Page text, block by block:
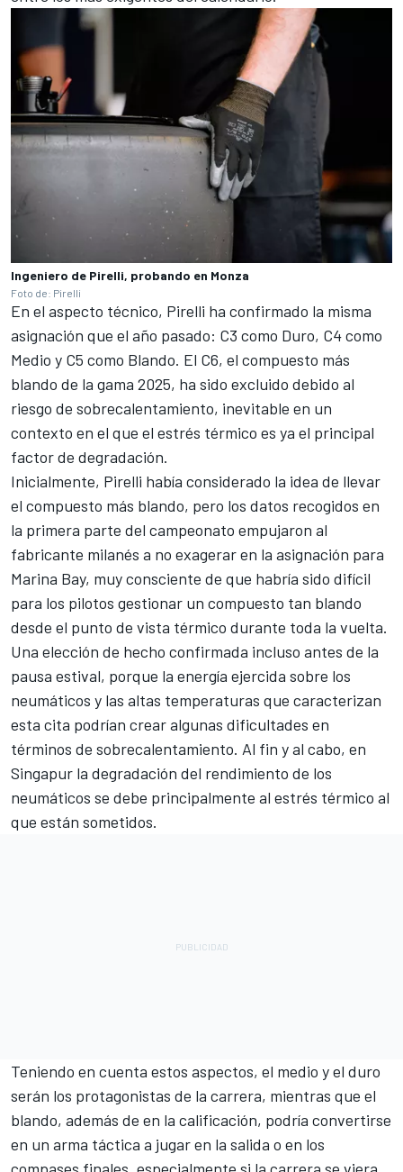
Ingeniero de Pirelli, probando en Monza
Foto de: Pirelli
En el aspecto técnico, Pirelli ha confirmado la misma
asignación que el año pasado: C3 como Duro, C4 como
Medio y C5 como Blando. El C6, el compuesto más
blando de la gama 2025, ha sido excluido debido al
riesgo de sobrecalentamiento, inevitable en un
contexto en el que el estrés térmico es ya el principal
factor de degradación.
Inicialmente, Pirelli había considerado la idea de llevar
el compuesto más blando, pero los datos recogidos en
la primera parte del campeonato empujaron al
fabricante milanés a no exagerar en la asignación para
Marina Bay, muy consciente de que habría sido difícil
para los pilotos gestionar un compuesto tan blando
desde el punto de vista térmico durante toda la vuelta.
Una elección de hecho confirmada incluso antes de la
pausa estival, porque la energía ejercida sobre los
neumáticos y las altas temperaturas que caracterizan
esta cita podrían crear algunas dificultades en
términos de sobrecalentamiento. Al fin y al cabo, en
Singapur la degradación del rendimiento de los
neumáticos se debe principalmente al estrés térmico al
que están sometidos.
Teniendo en cuenta estos aspectos, el medio y el duro
serán los protagonistas de la carrera, mientras que el
blando, además de en la calificación, podría convertirse
en un arma táctica a jugar en la salida o en los